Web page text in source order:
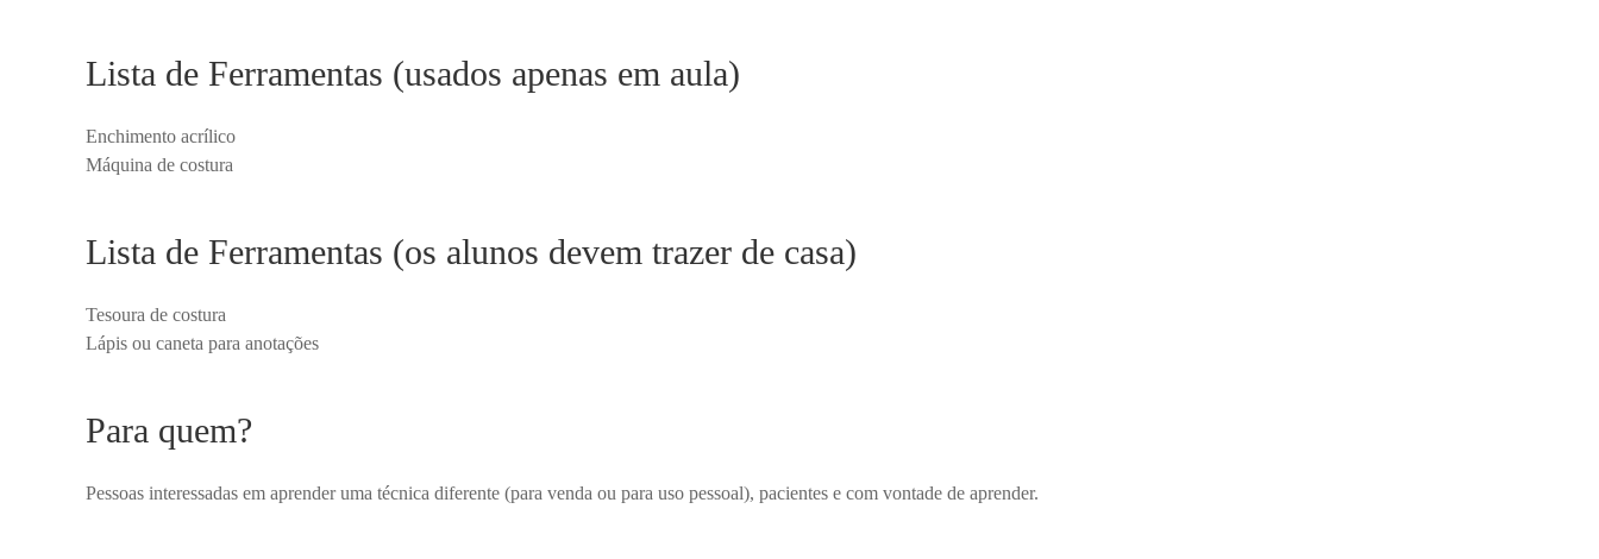
Lista de Ferramentas (usados apenas em aula)
Enchimento acrílico
Máquina de costura
Lista de Ferramentas (os alunos devem trazer de casa)
Tesoura de costura
Lápis ou caneta para anotações
Para quem?
Pessoas interessadas em aprender uma técnica diferente (para venda ou para uso pessoal), pacientes e com vontade de aprender.